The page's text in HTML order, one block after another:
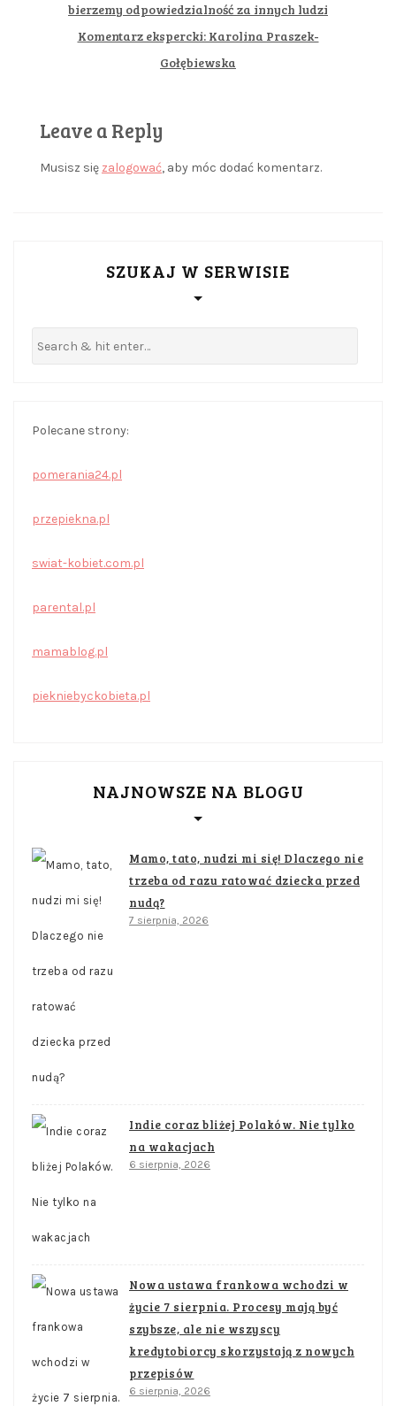
bierzemy odpowiedzialność za innych ludzi
Komentarz ekspercki: Karolina Praszek-
Gołębiewska
Leave a Reply
Musisz się zalogować, aby móc dodać komentarz.
SZUKAJ W SERWISIE
Polecane strony:
pomerania24.pl
przepiekna.pl
swiat-kobiet.com.pl
parental.pl
mamablog.pl
piekniebyckobieta.pl
NAJNOWSZE NA BLOGU
Mamo, tato, nudzi mi się! Dlaczego nie
trzeba od razu ratować dziecka przed
nudą?
7 sierpnia, 2026
Indie coraz bliżej Polaków. Nie tylko
na wakacjach
6 sierpnia, 2026
Nowa ustawa frankowa wchodzi w
życie 7 sierpnia. Procesy mają być
szybsze, ale nie wszyscy
kredytobiorcy skorzystają z nowych
przepisów
6 sierpnia, 2026